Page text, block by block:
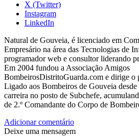
X (Twitter)
Instagram
LinkedIn
Natural de Gouveia, é licenciado em
Empresário na área das Tecnologias de
programador web e consultor liderando
Em 2004 fundou a Associação Amigos
BombeirosDistritoGuarda.com e dirige
Ligado aos Bombeiros de Gouveia
carreira no posto de Subchefe,
de 2.º Comandante do Corpo de
Adicionar comentário
Deixe uma mensagem